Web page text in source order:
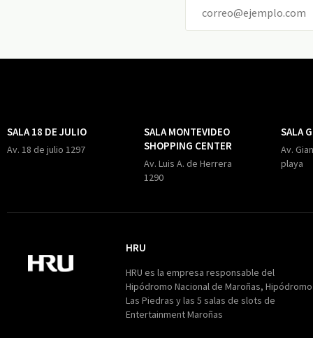
SALA 18 DE JULIO
Av. 18 de julio 1297
SALA MONTEVIDEO
SHOPPING CENTER
Av. Luis A. de Herrera
1290
SALA
Av.
playa
HRU
HRU es la empresa responsable del
Hipódromo Nacional de Maroñas, Hipódromo
Las Piedras y las 5 salas de slots de
Entertainment Maroñas